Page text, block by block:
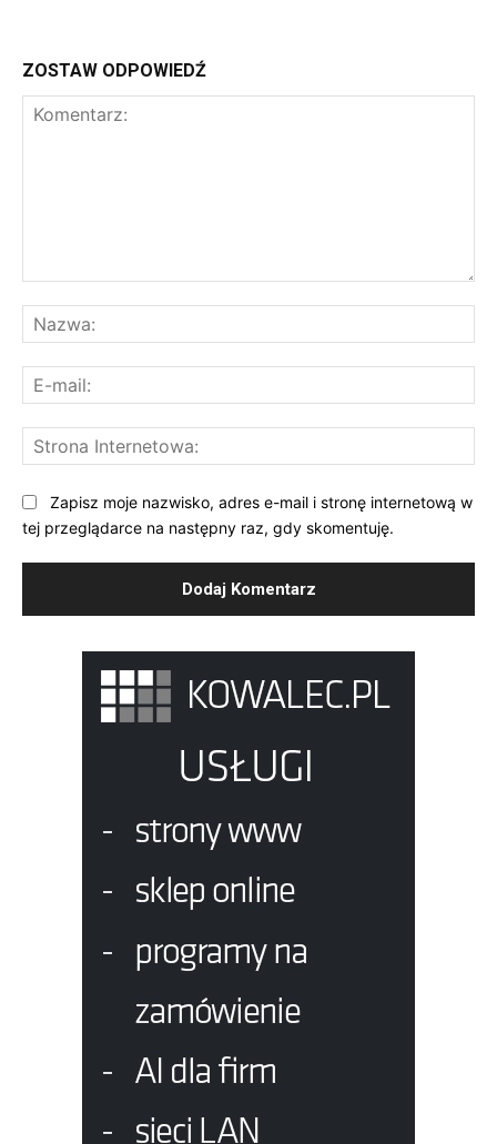
ZOSTAW ODPOWIEDŹ
Zapisz moje nazwisko, adres e-mail i stronę internetową w
tej przeglądarce na następny raz, gdy skomentuję.